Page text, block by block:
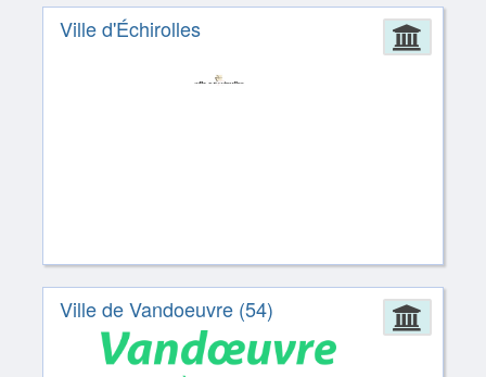
Ville d'Échirolles
Ville de Vandoeuvre (54)